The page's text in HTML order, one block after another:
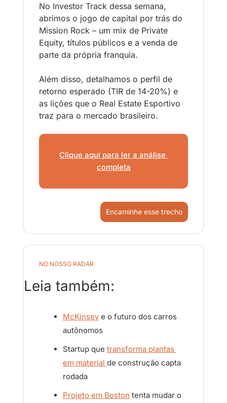
No Investor Track dessa semana,
abrimos o jogo de capital por trás do
Mission Rock – um mix de Private
Equity, títulos públicos e a venda de
parte da própria franquia.
Além disso, detalhamos o perfil de
retorno esperado (TIR de 14-20%) e
as lições que o Real Estate Esportivo
traz para o mercado brasileiro.
Clique aqui para ler a análise
completa
Encaminhe esse trecho
NO NOSSO RADAR
Leia também:
McKinsey e o futuro dos carros
autônomos
Startup que transforma plantas
em material de construção capta
rodada
Projeto em Boston tenta mudar o